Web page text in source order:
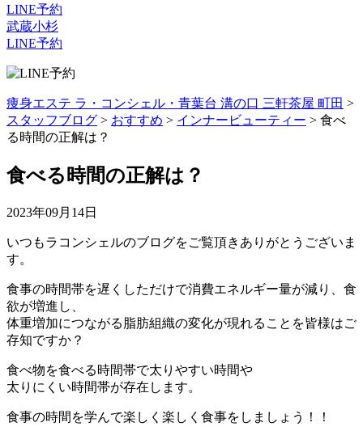
LINE予約
武蔵小杉
LINE予約
痩身エステ ラ・コンシェル・青葉台 溝の口 三軒茶屋 町田 >
スタッフブログ > おすすめ > インナービューティー > 食べ
る時間の正解は？
食べる時間の正解は？
2023年09月14日
いつもラコンシェルのブログをご覧頂きありがとうございま
す。
食事の時間帯を遅くしただけで消費エネルギー量が減り、食
欲が増進し、
体重増加につながる脂肪組織の変化が現れることを皆様はご
存知ですか？
食べ物を食べる時間帯で太りやすい時間や
太りにくい時間帯が存在します。
食事の時間を学んで楽しく楽しく食事をしましょう！！